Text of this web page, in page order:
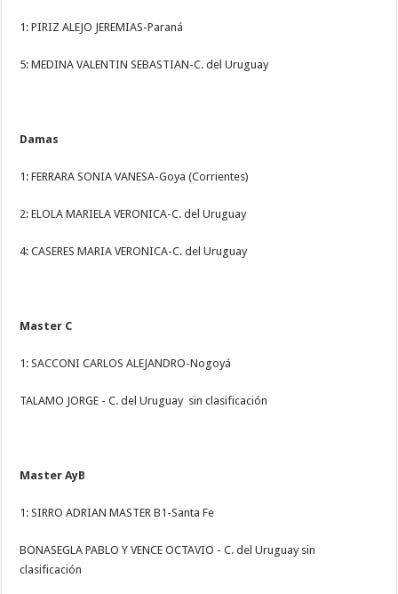
1: PIRIZ ALEJO JEREMIAS-Paraná
5: MEDINA VALENTIN SEBASTIAN-C. del Uruguay
Damas
1: FERRARA SONIA VANESA-Goya (Corrientes)
2: ELOLA MARIELA VERONICA-C. del Uruguay
4: CASERES MARIA VERONICA-C. del Uruguay
Master C
1: SACCONI CARLOS ALEJANDRO-Nogoyá
TALAMO JORGE - C. del Uruguay sin clasificación
Master AyB
1: SIRRO ADRIAN MASTER B1-Santa Fe
BONASEGLA PABLO Y VENCE OCTAVIO - C. del Uruguay sin
clasificación